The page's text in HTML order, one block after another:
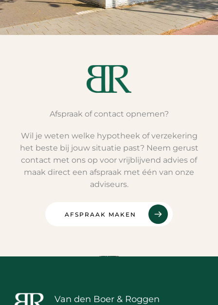
Afspraak of contact opnemen?
Wil je weten welke hypotheek of verzekering
het beste bij jouw situatie past? Neem gerust
contact met ons op voor vrijblijvend advies of
maak direct een afspraak met één van onze
adviseurs.
AFSPRAAK MAKEN
Van den Boer & Roggen